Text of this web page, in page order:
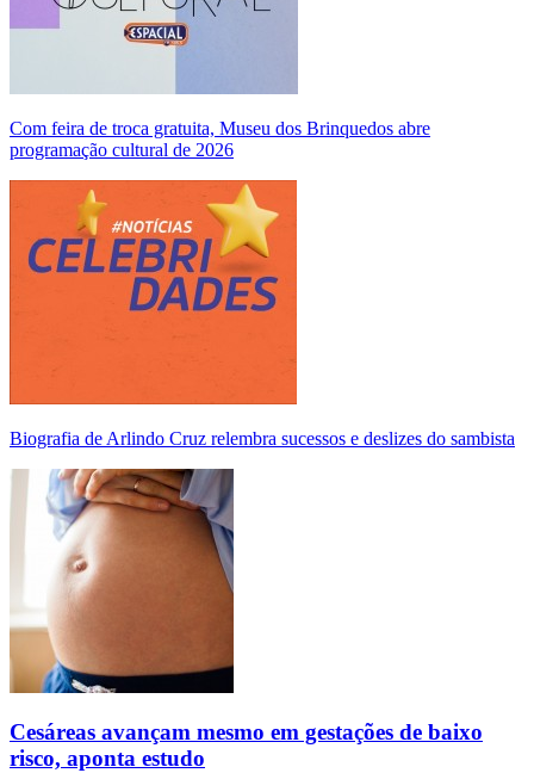
Com feira de troca gratuita, Museu dos Brinquedos abre
programação cultural de 2026
Biografia de Arlindo Cruz relembra sucessos e deslizes do sambista
Cesáreas avançam mesmo em gestações de baixo
risco, aponta estudo